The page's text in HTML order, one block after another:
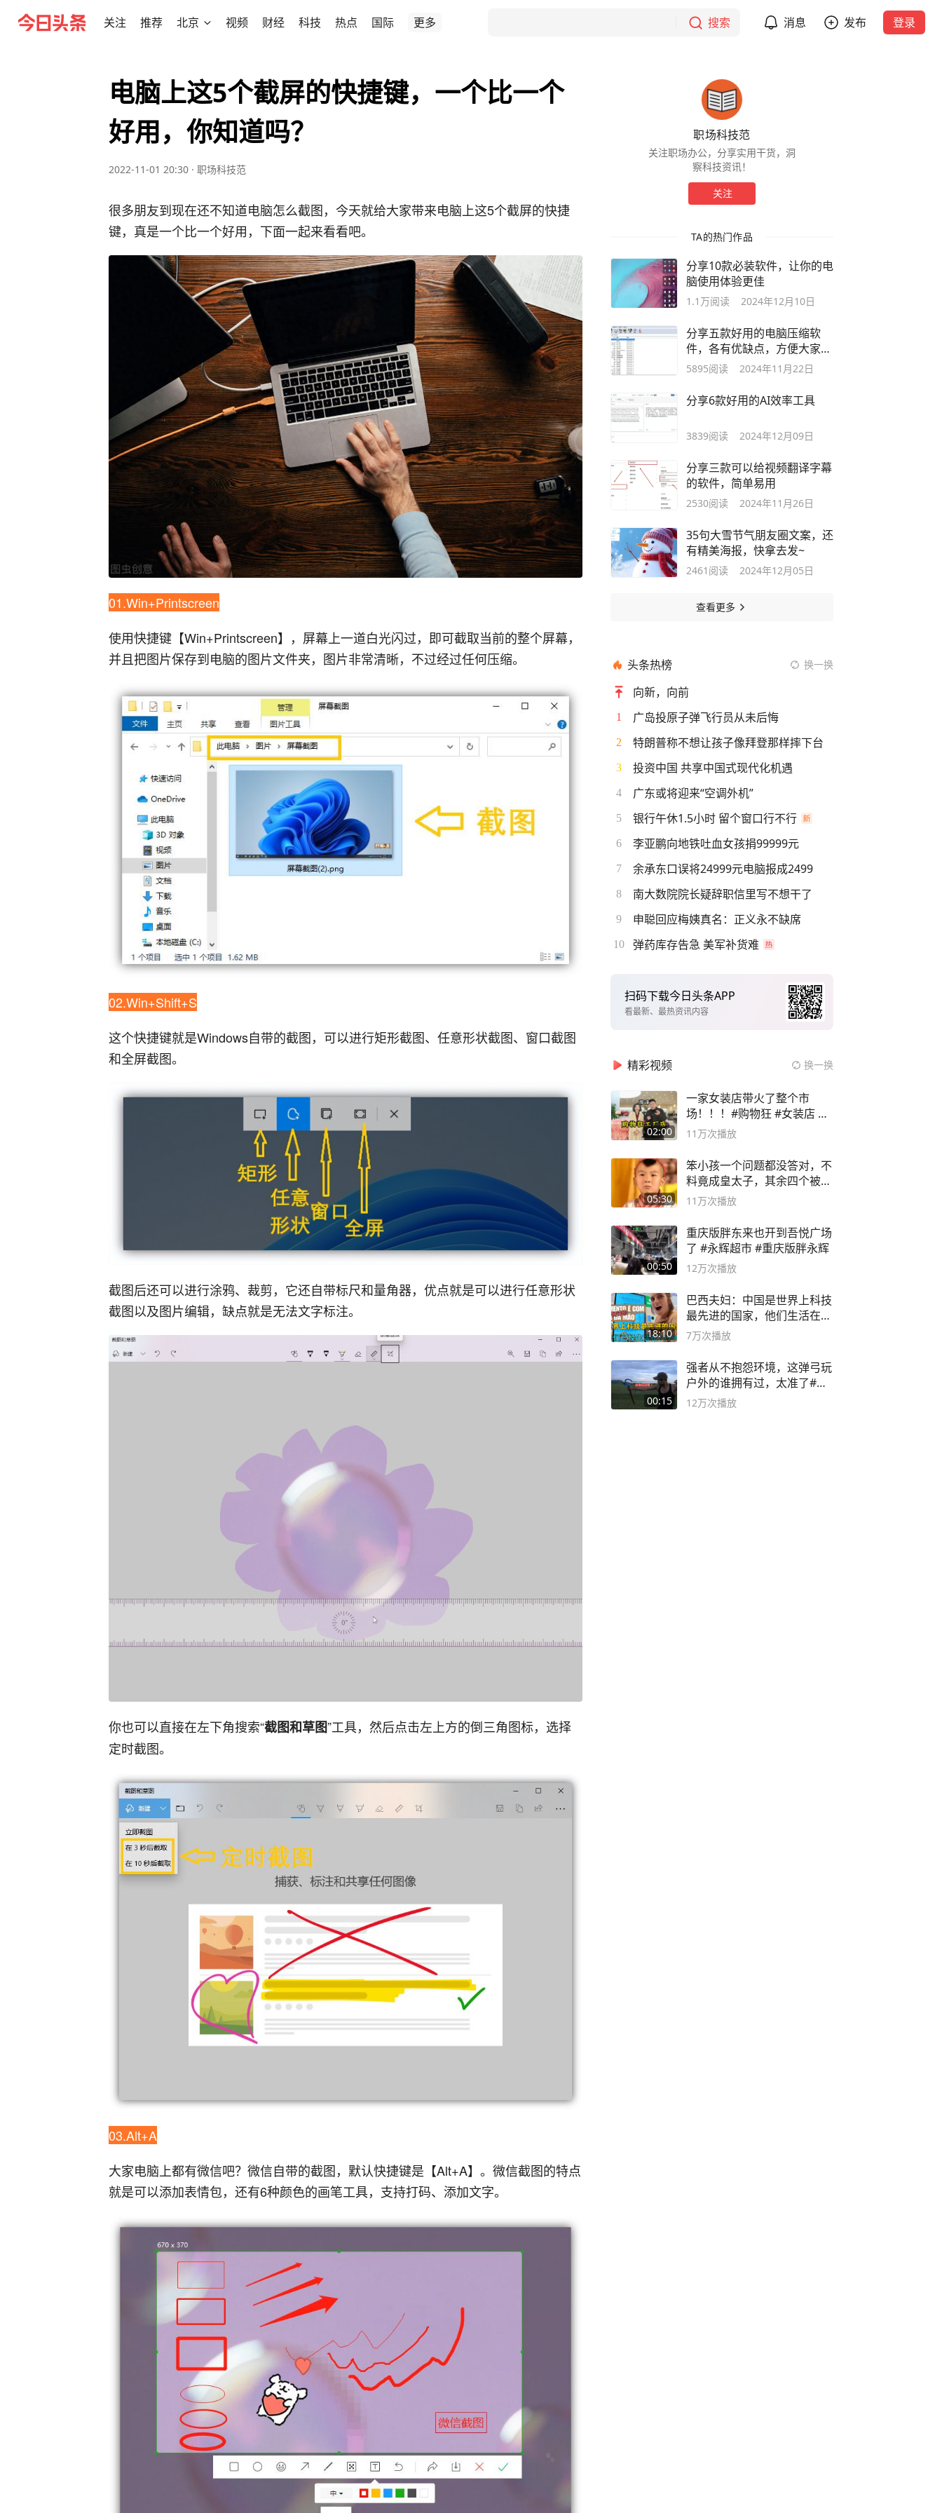
关注 推荐 北京 视频 财经 科技 热点 国际 更多 搜索 消息 发布 登录
电脑上这5个截屏的快捷键，一个比一个
好用，你知道吗？
2022-11-01 20:30 · 职场科技范
很多朋友到现在还不知道电脑怎么截图，今天就给大家带来电脑上这5个截屏的快捷
键，真是一个比一个好用，下面一起来看看吧。
01.Win+Printscreen
使用快捷键【Win+Printscreen】，屏幕上一道白光闪过，即可截取当前的整个屏幕，
并且把图片保存到电脑的图片文件夹，图片非常清晰，不过经过任何压缩。
02.Win+Shift+S
这个快捷键就是Windows自带的截图，可以进行矩形截图、任意形状截图、窗口截图
和全屏截图。
截图后还可以进行涂鸦、裁剪，它还自带标尺和量角器，优点就是可以进行任意形状
截图以及图片编辑，缺点就是无法文字标注。
你也可以直接在左下角搜索“截图和草图”工具，然后点击左上方的倒三角图标，选择
定时截图。
03.Alt+A
大家电脑上都有微信吧？微信自带的截图，默认快捷键是【Alt+A】。微信截图的特点
就是可以添加表情包，还有6种颜色的画笔工具，支持打码、添加文字。
职场科技范
关注职场办公，分享实用干货，洞
察科技资讯！
关注
TA的热门作品
分享10款必装软件，让你的电
脑使用体验更佳
1.1万阅读 2024年12月10日
分享五款好用的电脑压缩软
件，各有优缺点，方便大家选
择
5895阅读 2024年11月22日
分享6款好用的AI效率工具
3839阅读 2024年12月09日
分享三款可以给视频翻译字幕
的软件，简单易用
2530阅读 2024年11月26日
35句大雪节气朋友圈文案，还
有精美海报，快拿去发~
2461 阅读 2024年12月05日
查看更多
头条热榜 换一换
向新，向前
1 广岛投原子弹飞行员从未后悔
2 特朗普称不想让孩子像拜登那样摔下台
3 投资中国 共享中国式现代化机遇
4 广东或将迎来“空调外机”
5 银行午休1.5小时 留个窗口行不行
6 李亚鹏向地铁吐血女孩捐99999元
7 余承东口误将24999元电脑报成2499
8 南大数院院长疑辞职信里写不想干了
9 申聪回应梅姨真名：正义永不缺席
10 弹药库存告急 美军补货难
扫码下载今日头条APP
看最新、最热资讯内容
精彩视频 换一换
02:00
一家女装店带火了整个市
场！！！#购物狂 #女装店 #
高品质女装
11万次播放
05:30
笨小孩一个问题都没答对，不
料竟成皇太子，其余四个被处
死
11万次播放
00:50
重庆版胖东来也开到吾悦广场
了 #永辉超市 #重庆版胖永辉
12万次播放
18:10
巴西夫妇：中国是世界上科技
最先进的国家，他们生活在
2999年
7万次播放
00:15
强者从不抱怨环境，这弹弓玩
户外的谁拥有过，太准了#弹
弓#户外
12万次播放